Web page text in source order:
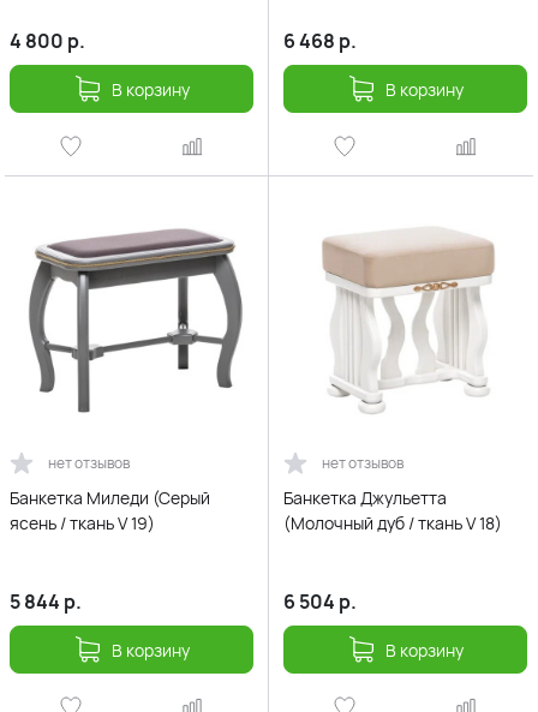
4 800 р.
В корзину
6 468 р.
В корзину
нет отзывов
Банкетка Миледи (Серый
ясень / ткань V 19)
5 844 р.
В корзину
нет отзывов
Банкетка Джульетта
(Молочный дуб / ткань V 18)
6 504 р.
В корзину